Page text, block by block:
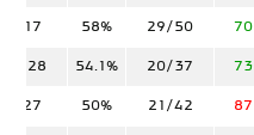
70
29/50
58%
8/17
73
20/37
54.1%
12/28
87
21/42
50%
9/27